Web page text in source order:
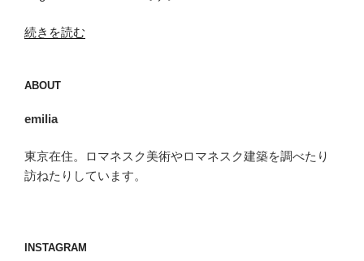
“タ
（Terrassa）
Pere
＞”
続きを読む
ABOUT
emilia
東京在住。ロマネスク美術やロマネスク建築を調べたり
訪ねたりしています。
INSTAGRAM